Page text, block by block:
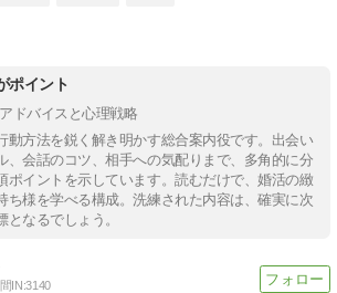
ポイント
ドバイスと心理戦略
動方法を鋭く解き明かす総合案内役です。出会い
、会話のコツ、相手への気配りまで、多角的に分
ポイントを示しています。読むだけで、婚活の緻
ち様を学べる構成。洗練された内容は、確実に次
なるでしょう。
IN:3140